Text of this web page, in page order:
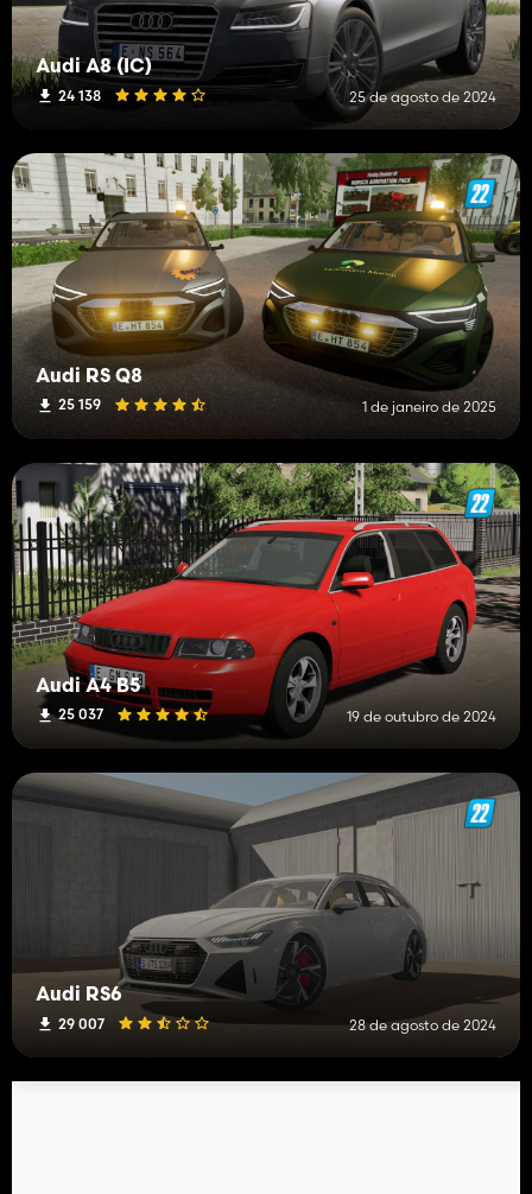
Audi A8 (IC)
24 138 25 de agosto de 2024
Audi RS Q8
25 159 1 de janeiro de 2025
Audi A4 B5
25 037 19 de outubro de 2024
Audi RS6
29 007 28 de agosto de 2024